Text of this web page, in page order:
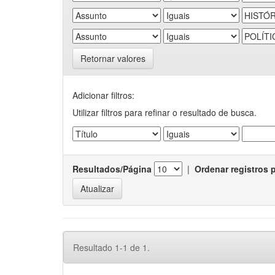
Retornar valores
Adicionar filtros:
Utilizar filtros para refinar o resultado de busca.
Resultados/Página | Ordenar registros
Resultado 1-1 de 1.